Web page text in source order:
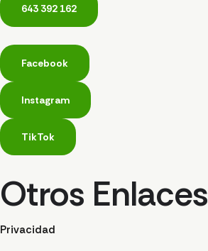
643 392 162
Facebook
Instagram
TikTok
Otros Enlaces
Privacidad